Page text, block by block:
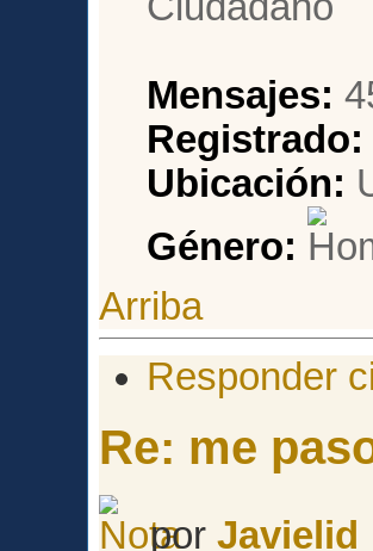
Mensajes:
Registrado:
Ubicación:
Género:
Arriba
Responder
Re: me
por